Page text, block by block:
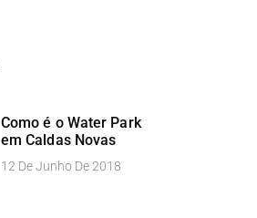
Como é o Water Park
em Caldas Novas
12 De Junho De 2018